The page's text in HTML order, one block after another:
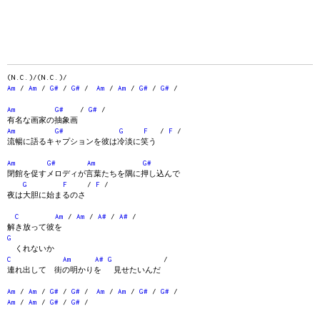
(N.C.)/(N.C.)/
Am / Am / G# / G# / Am / Am / G# / G# /
Am G# / G# /
有名な画家の抽象画
Am
G# G F / F /
流暢に語るキャプションを彼は冷淡に笑う
Am G# Am
G#
閉館を促すメロディが言葉たちを隅に押し込んで
G
F / F /
夜は大胆に始まるのさ
C Am / Am / A# / A# /
解き放って彼を
G
くれないか
C
Am A# G /
連れ出して 街の明かりを 見せたいんだ
Am / Am / G# / G# / Am / Am / G# / G# /
Am / Am / G# / G# /